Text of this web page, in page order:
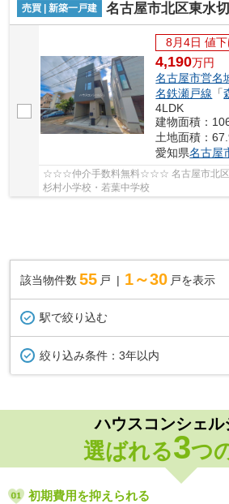
売買 | 新築一戸建 名古屋市北区東水切町2丁目14【仲介
8月4日 値
4,190万円
名古屋市営名
名鉄瀬戸線 「
4LDK
建物面積：
土地面積：
愛知県名古屋
☆☆☆仲介手数料無料☆☆☆ 名古屋市北区
杉村小学校・若葉中学校
該当物件数 55 戸 1～30 戸を表示
駅で絞り込む
絞り込み条件： 3年以内
ハウスコンシェル
選ばれる3つ
初期費用を抑えられる